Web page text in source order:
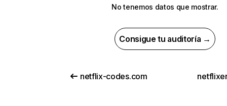
No tenemos datos que mostrar.
Consigue tu auditoría →
netflix-codes.com